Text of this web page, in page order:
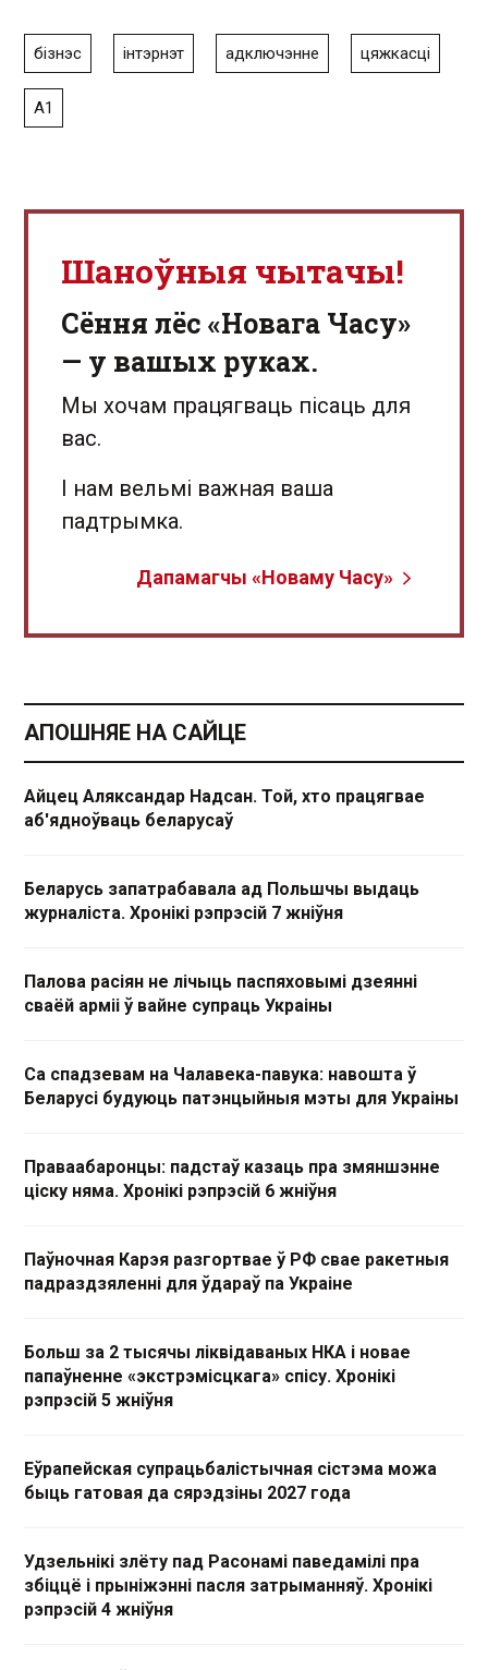
бізнэс інтэрнэт адключэнне цяжкасці
А1
Шаноўныя чытачы!
Сёння лёс «Новага Часу»
— у вашых руках.
Мы хочам працягваць пісаць для
вас.
І нам вельмі важная ваша
падтрымка.
Дапамагчы «Новаму Часу»
АПОШНЯЕ НА САЙЦЕ
Айцец Аляксандар Надсан. Той, хто працягвае
аб'ядноўваць беларусаў
Беларусь запатрабавала ад Польшчы выдаць
журналіста. Хронікі рэпрэсій 7 жніўня
Палова расіян не лічыць паспяховымі дзеянні
сваёй арміі ў вайне супраць Украіны
Са спадзевам на Чалавека-павука: навошта ў
Беларусі будуюць патэнцыйныя мэты для Украіны
Праваабаронцы: падстаў казаць пра змяншэнне
ціску няма. Хронікі рэпрэсій 6 жніўня
Паўночная Карэя разгортвае ў РФ свае ракетныя
падраздзяленні для ўдараў па Украіне
Больш за 2 тысячы ліквідаваных НКА і новае
папаўненне «экстрэмісцкага» спісу. Хронікі
рэпрэсій 5 жніўня
Еўрапейская супрацьбалістычная сістэма можа
быць гатовая да сярэдзіны 2027 года
Удзельнікі злёту пад Расонамі паведамілі пра
збіццё і прыніжэнні пасля затрыманняў. Хронікі
рэпрэсій 4 жніўня